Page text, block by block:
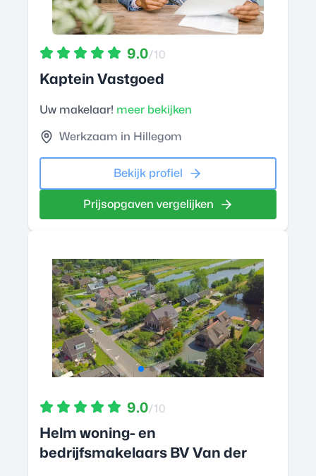
9.0/10
Kaptein Vastgoed
Uw makelaar! meer bekijken
Werkzaam in Hillegom
Bekijk profiel
Prijsopgaven vergelijken
9.0/10
Helm woning- en
bedrijfsmakelaars BV Van der